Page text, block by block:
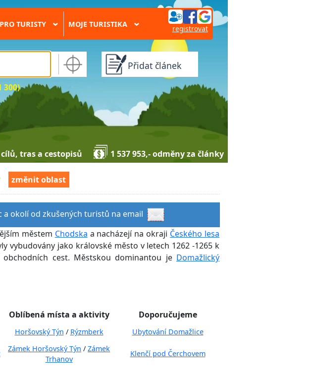
PRO TURISTY › MOJE TURISTIKA › registrovat
300)
Přidat článek
tras a cestopisů 1 537 953,- odměny za články
změnit oblast
a okolí od zkušených turistů na email
městem Chodska a nacházejí na okraji Českého lesa
vybudovány jako královské město v letech 1262 -1265 k
obchodních cest. Městskou dominantou je Domažlický
Oblíbená místa a aktivity Doporučujeme
Horšovský Týn / Rýzmberk Ubytování Domažlice
Zámek Horšovský Týn / Zámek
Trhanov
Klenčí pod Čerchovem